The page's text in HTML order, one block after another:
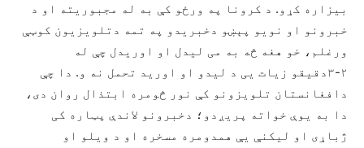
بیزاره کړو. د کرونا په ورځو کې به له مجبوریته او د
خبرونو او نویو پېښو دخبریدو په تمه دتلویزیون کوټې
ورغلم، خو هغه څه به می لیدل او اوریدل چې له
۲-۳دقیقو زیات یی د لیدو او اورید تحمل نه و. دا چې
دافغانستان تلویزونو کې نور څومره ابتذال روان دی،
دا به یوې خواته پریږدو؛ دخبرونو لاندې پټاره کی
ژباړی او لیکنې یې همدومره مسخره او د ویلو او